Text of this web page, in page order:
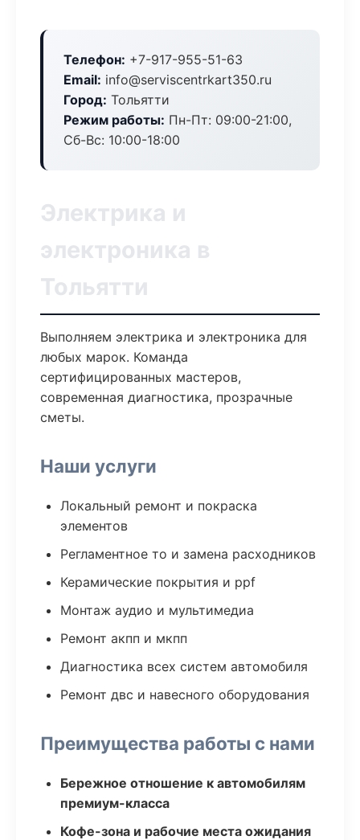
Телефон: +7-917-955-51-63
Email: info@serviscentrkart350.ru
Город: Тольятти
Режим работы: Пн-Пт: 09:00-21:00,
Сб-Вс: 10:00-18:00
Электрика и
электроника в
Тольятти
Выполняем электрика и электроника для
любых марок. Команда
сертифицированных мастеров,
современная диагностика, прозрачные
сметы.
Наши услуги
Локальный ремонт и покраска
элементов
Регламентное то и замена расходников
Керамические покрытия и ppf
Монтаж аудио и мультимедиа
Ремонт акпп и мкпп
Диагностика всех систем автомобиля
Ремонт двс и навесного оборудования
Преимущества работы с нами
Бережное отношение к автомобилям
премиум-класса
Кофе-зона и рабочие места ожидания